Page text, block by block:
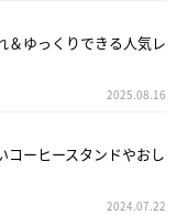
＆ゆっくりできる人気レ
2025.08.16
コーヒースタンドやおし
2024.07.22